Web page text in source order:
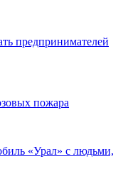
предпринимателей
пожара
«Урал» с людьми,